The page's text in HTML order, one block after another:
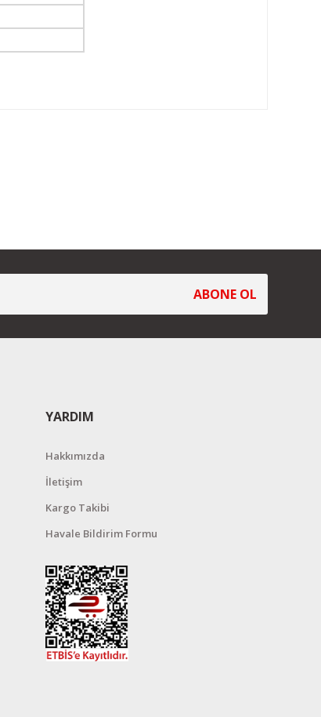
ABONE OL
YARDIM
Hakkımızda
İletişim
Kargo Takibi
Havale Bildirim Formu